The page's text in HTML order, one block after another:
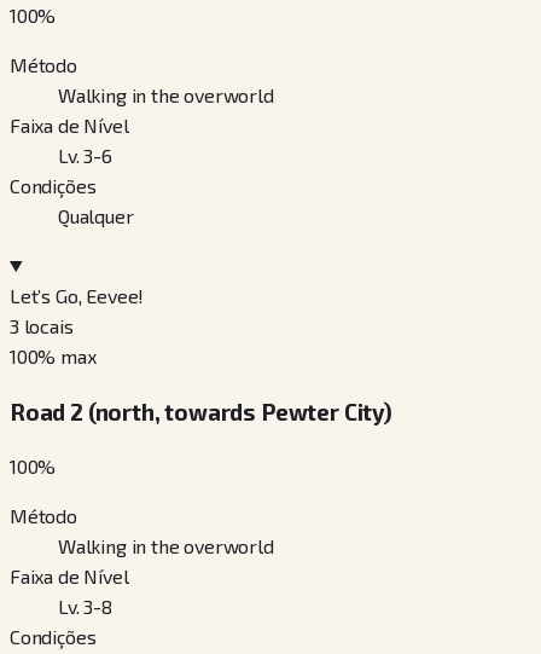
100%
Método
Walking in the overworld
Faixa de Nível
Lv. 3-6
Condições
Qualquer
Let’s Go, Eevee!
3 locais
100% max
Road 2 (north, towards Pewter City)
100%
Método
Walking in the overworld
Faixa de Nível
Lv. 3-8
Condições